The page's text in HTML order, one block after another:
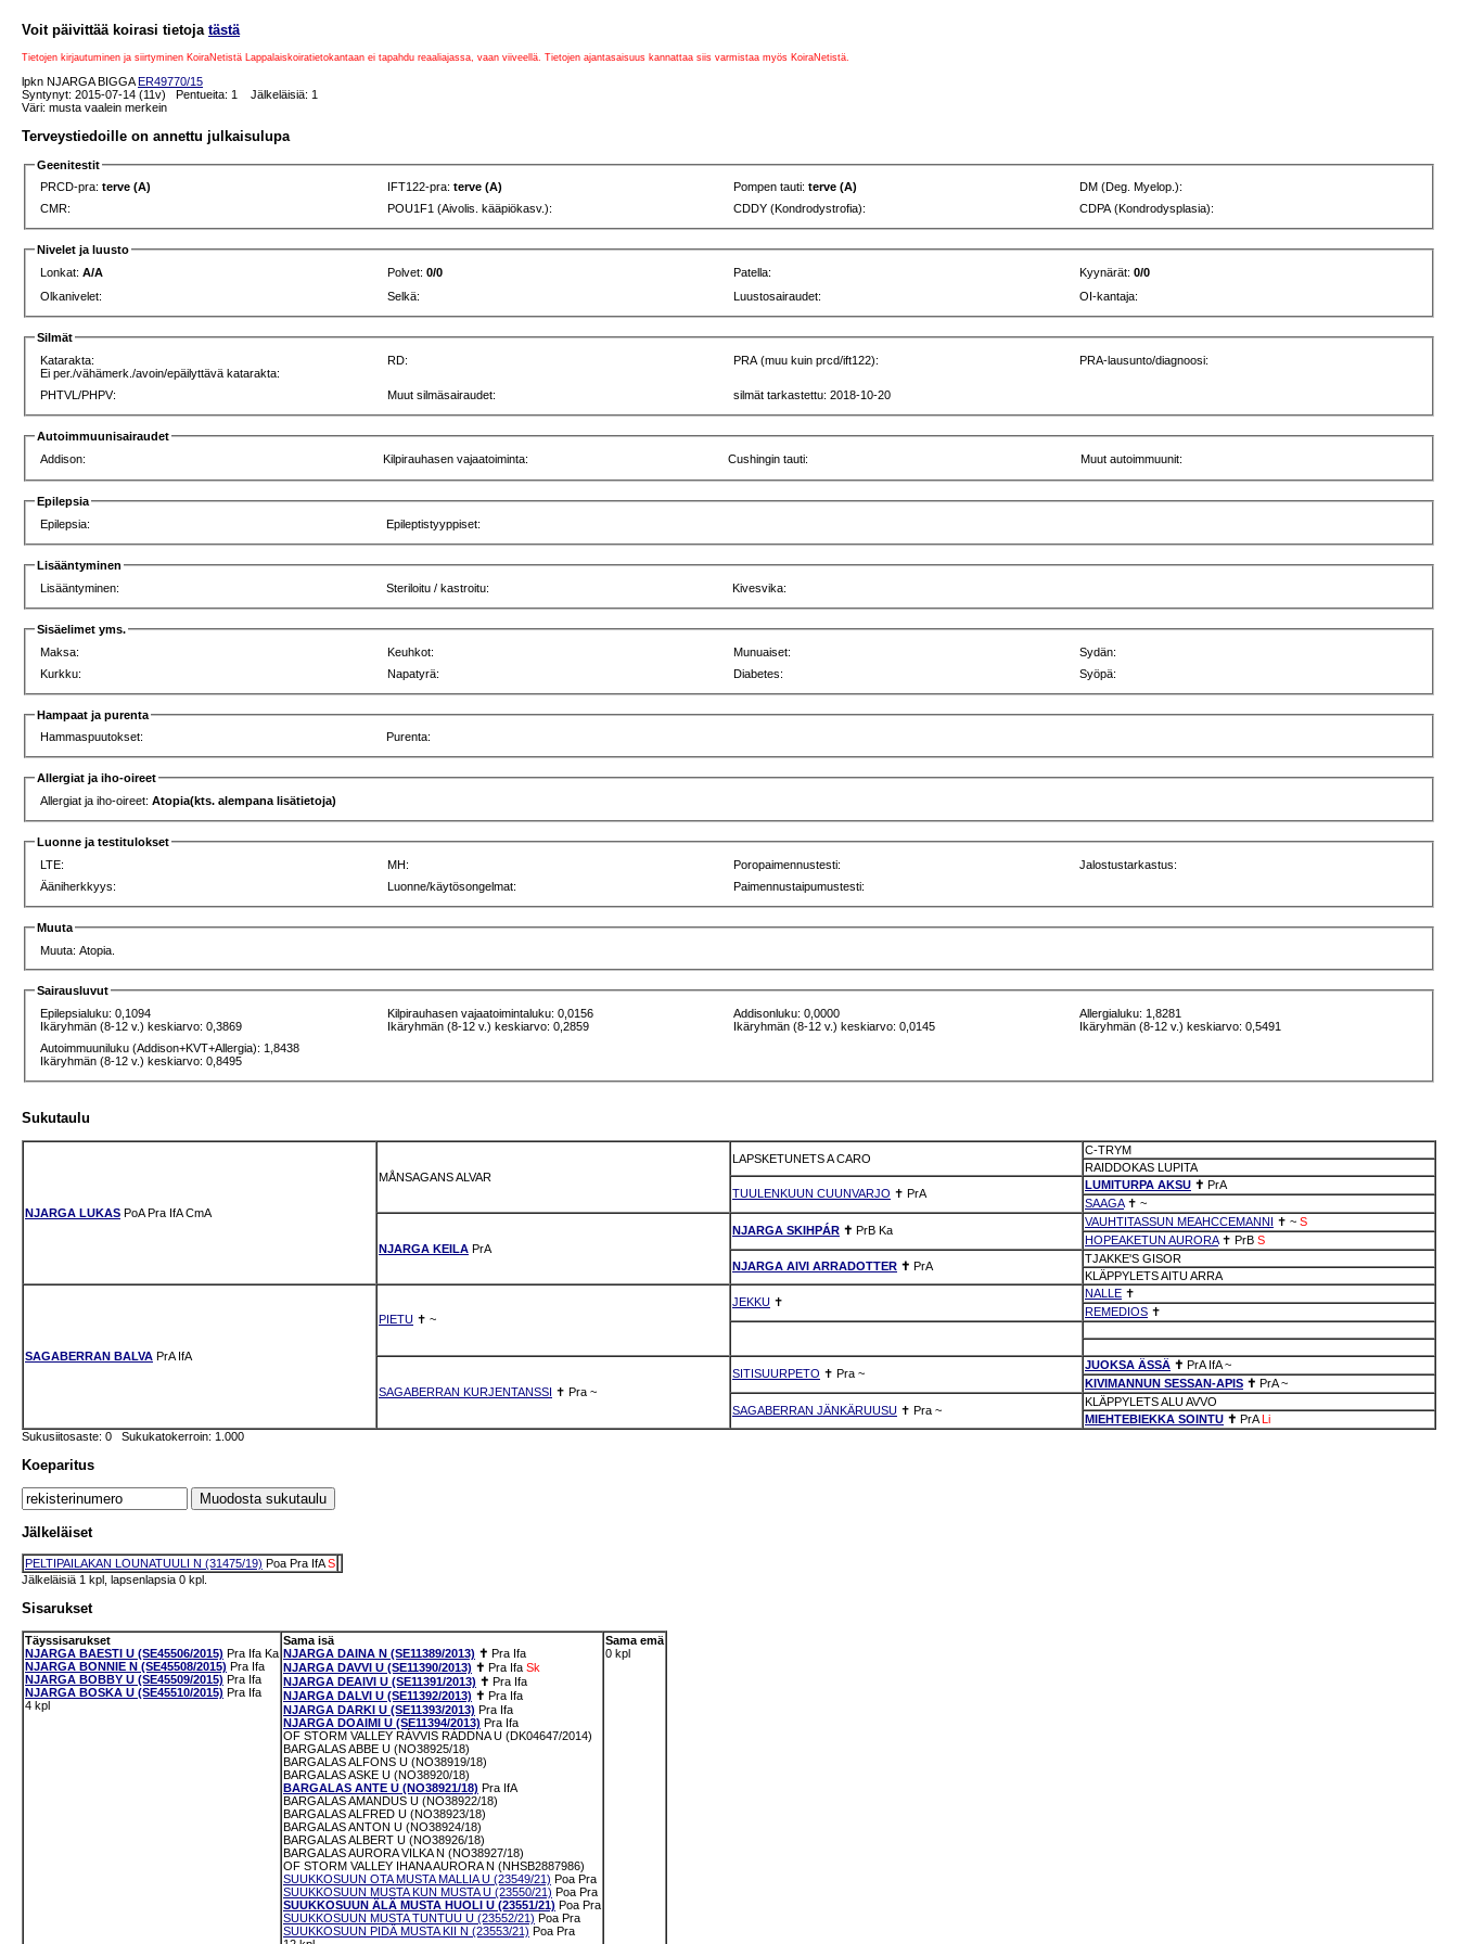
Voit päivittää koirasi tietoja tästä
Tietojen kirjautuminen ja siirtyminen KoiraNetistä Lappalaiskoiratietokantaan ei tapahdu reaaliajassa, vaan viiveellä. Tietojen ajantasaisuus kannattaa siis varmistaa myös KoiraNetistä.
lpkn NJARGA BIGGAER49770/15
Syntynyt: 2015-07-14 (11v) Pentueita: 1 Jälkeläisiä: 1
Väri: musta vaalein merkein
Terveystiedoille on annettu julkaisulupa
Geenitestit
PRCD-pra:terve (A) IFT122-pra:terve (A) Pompen tauti:terve (A)
DM (Deg. Myelop.):
CMR:
POU1F1 (Aivolis. kääpiökasv.): CDDY (Kondrodystrofia): CDPA (Kondrodysplasia):
Nivelet ja luusto
Lonkat:A/A Polvet:0/0 Patella: Kyynärät:0/0
Olkanivelet:
Selkä: Luustosairaudet: OI-kantaja:
Silmät
Katarakta:
Ei per./vähämerk./avoin/epäilyttävä katarakta:
RD: PRA (muu kuin prcd/ift122): PRA-lausunto/diagnoosi:
PHTVL/PHPV: Muut silmäsairaudet: silmät tarkastettu: 2018-10-20
Autoimmuunisairaudet
Addison:
Kilpirauhasen vajaatoiminta: Cushingin tauti: Muut autoimmuunit:
Epilepsia
Epilepsia:
Epileptistyyppiset:
Lisääntyminen
Lisääntyminen:
Steriloitu / kastroitu: Kivesvika:
Sisäelimet yms.
Maksa:
Keuhkot: Munuaiset:
Sydän:
Kurkku:
Napatyrä: Diabetes: Syöpä:
Hampaat ja purenta
Hammaspuutokset:
Purenta:
Allergiat ja iho-oireet
Allergiat ja iho-oireet:Atopia(kts. alempana lisätietoja)
Luonne ja testitulokset
LTE:
MH: Poropaimennustesti:
Jalostustarkastus:
Ääniherkkyys:
Luonne/käytösongelmat: Paimennustaipumustesti:
Muuta
Muuta: Atopia.
Sairausluvut
Epilepsialuku: 0,1094
Ikäryhmän (8-12 v.) keskiarvo: 0,3869
Kilpirauhasen vajaatoimintaluku: 0,0156
Ikäryhmän (8-12 v.) keskiarvo: 0,2859
Addisonluku: 0,0000
Ikäryhmän (8-12 v.) keskiarvo: 0,0145
Allergialuku: 1,8281
Ikäryhmän (8-12 v.) keskiarvo: 0,5491
Autoimmuuniluku (Addison+KVT+Allergia): 1,8438
Ikäryhmän (8-12 v.) keskiarvo: 0,8495
Sukutaulu
NJARGA LUKAS PoA Pra IfA CmA
MÅNSAGANS ALVAR
LAPSKETUNETS A CARO
C-TRYM
RAIDDOKAS LUPITA
TUULENKUUN CUUNVARJO ✝ PrA
LUMITURPA AKSU ✝ PrA
SAAGA✝ ~
NJARGA KEILA PrA
NJARGA SKIHPÁR ✝ PrB Ka
VAUHTITASSUN MEAHCCEMANNI ✝ ~ S
HOPEAKETUN AURORA✝ PrB S
NJARGA AIVI ARRADOTTER ✝ PrA
TJAKKE'S GISOR
KLÄPPYLETS AITU ARRA
SAGABERRAN BALVA PrA IfA
PIETU ✝ ~
JEKKU ✝
NALLE ✝
REMEDIOS ✝
SAGABERRAN KURJENTANSSI ✝ Pra ~
SITISUURPETO ✝ Pra ~
JUOKSA ÄSSÄ ✝ PrA IfA ~
KIVIMANNUN SESSAN-APIS ✝ PrA ~
SAGABERRAN JÄNKÄRUUSU ✝ Pra ~
KLÄPPYLETS ALU AVVO
MIEHTEBIEKKA SOINTU ✝ PrA Li
Sukusiitosaste: 0 Sukukatokerroin: 1.000
Koeparitus
Jälkeläiset
PELTIPAILAKAN LOUNATUULI N (31475/19) Poa Pra IfA S
Jälkeläisiä 1 kpl, lapsenlapsia 0 kpl.
Sisarukset
Täyssisarukset
NJARGA BAESTI U (SE45506/2015) Pra Ifa Ka
NJARGA BONNIE N (SE45508/2015) Pra Ifa
NJARGA BOBBY U (SE45509/2015) Pra Ifa
NJARGA BOSKA U (SE45510/2015) Pra Ifa
4 kpl
Sama isä
NJARGA DAINA N (SE11389/2013) ✝ Pra Ifa
NJARGA DAVVI U (SE11390/2013) ✝ Pra Ifa Sk
NJARGA DEAIVI U (SE11391/2013) ✝ Pra Ifa
NJARGA DALVI U (SE11392/2013) ✝ Pra Ifa
NJARGA DARKI U (SE11393/2013) Pra Ifa
NJARGA DOAIMI U (SE11394/2013) Pra Ifa
OF STORM VALLEY RÁVVIS RÁDDNA U (DK04647/2014)
BARGALAS ABBE U (NO38925/18)
BARGALAS ALFONS U (NO38919/18)
BARGALAS ASKE U (NO38920/18)
BARGALAS ANTE U (NO38921/18) Pra IfA
BARGALAS AMANDUS U (NO38922/18)
BARGALAS ALFRED U (NO38923/18)
BARGALAS ANTON U (NO38924/18)
BARGALAS ALBERT U (NO38926/18)
BARGALAS AURORA VILKA N (NO38927/18)
OF STORM VALLEY IHANA AURORA N (NHSB2887986)
SUUKKOSUUN OTA MUSTA MALLIA U (23549/21) Poa Pra
SUUKKOSUUN MUSTA KUN MUSTA U (23550/21) Poa Pra
SUUKKOSUUN ÄLÄ MUSTA HUOLI U (23551/21) Poa Pra
SUUKKOSUUN MUSTA TUNTUU U (23552/21) Poa Pra
SUUKKOSUUN PIDÄ MUSTA KII N (23553/21) Poa Pra
Sama emä
0 kpl